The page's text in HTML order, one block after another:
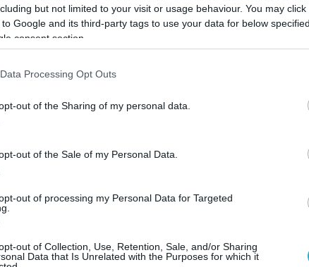
but not limited to your visit or usage behaviour. You may
Google and its third-party tags to use your data for below
consent section.
Processing Opt Outs
out of the Sharing of my personal data.
out of the Sale of my Personal Data.
out of processing my Personal Data for Targeted
out of Collection, Use, Retention, Sale, and/or Sharing
Data that Is Unrelated with the Purposes for which it